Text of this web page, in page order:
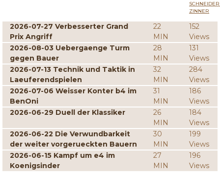
ZINNER
2026-07-27 Verbesserter Grand
Prix Angriff
22
MIN
152
Views
2026-08-03 Uebergaenge Turm
gegen Bauer
28
MIN
131
Views
2026-07-13 Technik und Taktik in
Laeuferendspielen
32
MIN
284
Views
2026-07-06 Weisser Konter b4 im
BenOni
31
MIN
186
Views
2026-06-29 Duell der Klassiker
26
MIN
184
Views
2026-06-22 Die Verwundbarkeit
der weiter vorgerueckten Bauern
30
MIN
199
Views
2026-06-15 Kampf um e4 im
Koenigsinder
27
MIN
196
Views